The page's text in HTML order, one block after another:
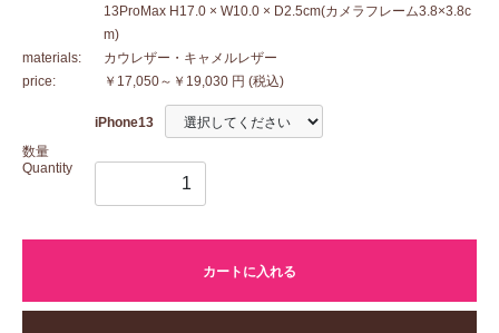
13ProMax H17.0 × W10.0 × D2.5cm(カメラフレーム3.8×3.8c
m)
materials:
カウレザー・キャメルレザー
price:
￥17,050～￥19,030 円 (税込)
数量
Quantity
iPhone13
カートに入れる